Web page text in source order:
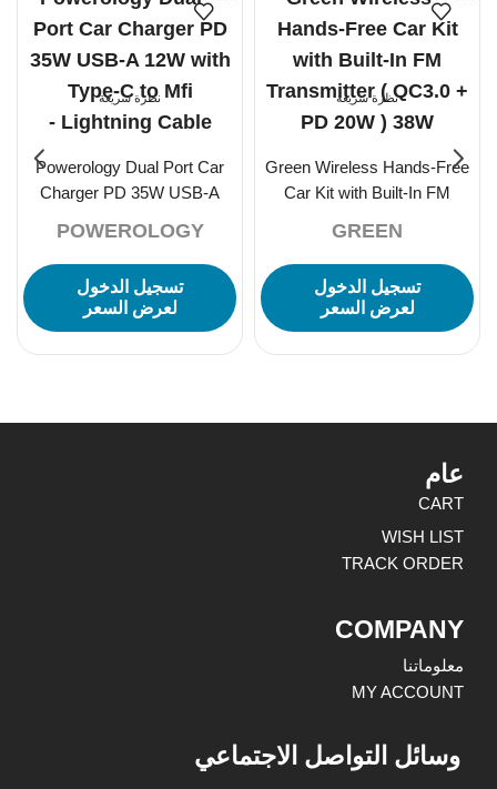
نظرة سريعة
Green Wireless Hands-Free
Car Kit with Built-In FM
GREEN
تسجيل الدخول
لعرض السعر
نظرة سريعة
Powerology Dual Port Car
Charger PD 35W USB-A
POWEROLOGY
تسجيل الدخول
لعرض السعر
عام
CART
WISH LIST
TRACK ORDER
COMPANY
معلوماتنا
MY ACCOUNT
وسائل التواصل الاجتماعي